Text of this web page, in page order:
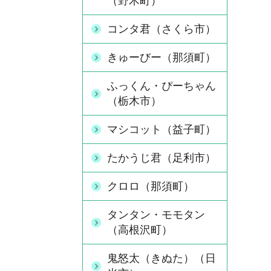
コンタ君（さくら市）
きゅーびー（那須町）
ふっくん・ぴーちゃん
（栃木市）
マシコット（益子町）
たかうじ君（足利市）
クロロ（那須町）
タンタン・モモタン
（高根沢町）
鬼怒太（きぬた）（日